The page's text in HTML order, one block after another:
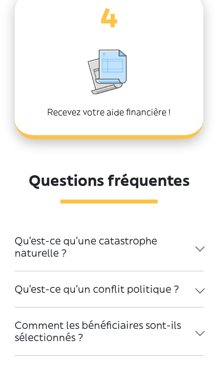
4
Recevez votre aide financière !
Questions fréquentes
Qu'est-ce qu'une catastrophe
naturelle ?
Qu'est-ce qu'un conflit politique ?
Comment les bénéficiaires sont-ils
sélectionnés ?